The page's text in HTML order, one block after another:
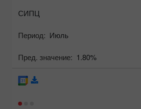
СИПЦ
Период: Июль
Пред. значение: 1.80%